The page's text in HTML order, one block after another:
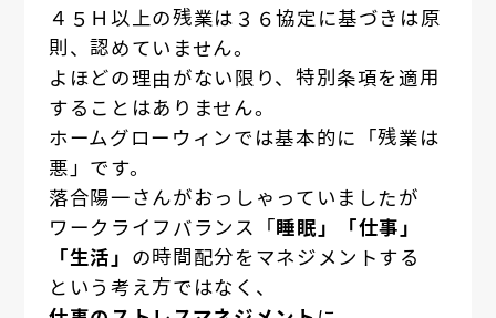
４５Ｈ以上の残業は３６協定に基づきは原
則、認めていません。
よほどの理由がない限り、特別条項を適用
することはありません。
ホームグローウィンでは基本的に「残業は
悪」です。
落合陽一さんがおっしゃっていましたが
ワークライフバランス「睡眠」「仕事」
「生活」 の時間配分をマネジメントする
という考え方ではなく、